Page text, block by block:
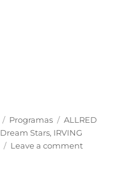
Categories
Programas Tags
ALLRED
Dream Stars, IRVING
Leave a commenton